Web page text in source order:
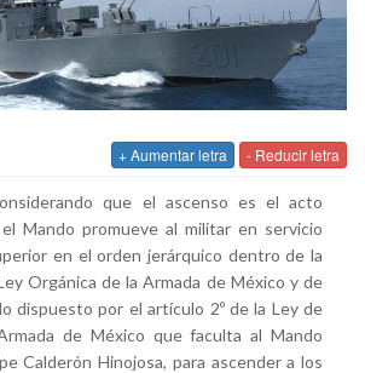
+ Aumentar letra - Reducir letra
que el ascenso es el acto
Mando promueve al militar en servicio
en el orden jerárquico dentro de la
Orgánica de la Armada de México y de
dispuesto por el artículo 2º de la Ley de
de México que faculta al Mando
Calderón Hinojosa, para ascender a los